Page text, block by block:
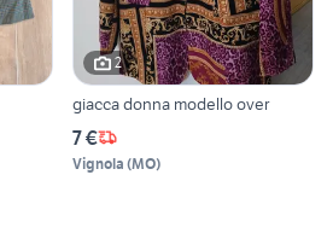
2
giacca donna modello over
7 €
Vignola (MO)